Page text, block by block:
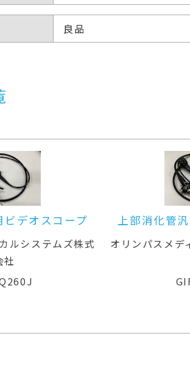
良品
用ビデオスコープ
ィカルシステムズ株式
GIF-Q260
ビデ
オリンパス